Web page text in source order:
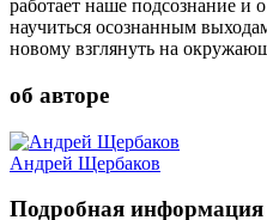
работает наше подсознание и
научиться осознанным
новому взглянуть на
об авторе
Андрей Щербаков
Подробная информация